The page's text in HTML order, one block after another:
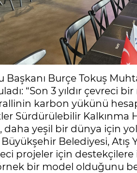
Başkanı Burçe Tokuş
“Son 3 yıldır çevreci
karbon yükünü
Sürdürülebilir
daha yeşil bir dünya için
Belediyesi, Atış
projeler için destekçilere
bir model olduğunu